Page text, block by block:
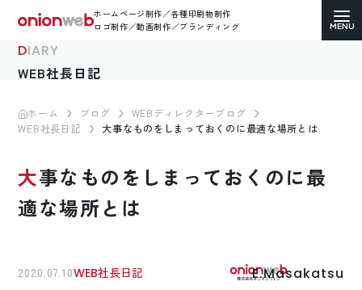
ホームページ制作／各種印刷物制作
ロゴ制作／動画制作／ブランディング
ホームページ制作
コーポレートサイト
ECサイト（通販）制作
DIARY
WEB社長日記
ホーム ブログ
WEBディレクターブログ
WEB社長日記
大事なものをしまっておくのに最適な場所とは
大事なものをしまっておくのに最
適な場所とは
2020.07.10WEB社長日記 E.Masakatsu